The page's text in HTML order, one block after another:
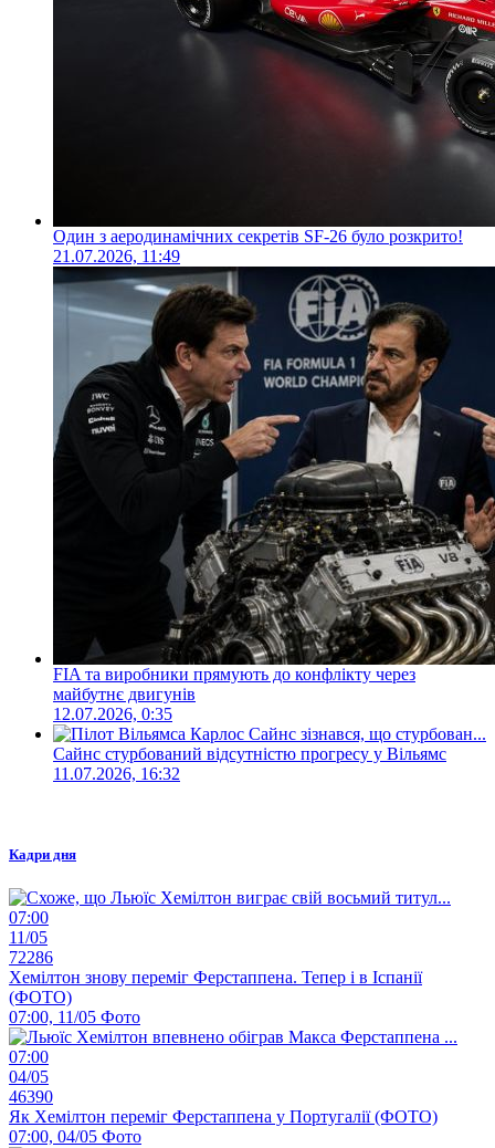
Один з аеродинамічних секретів SF-26 було розкрито!
21.07.2026, 11:49
FIA та виробники прямують до конфлікту через
майбутнє двигунів
12.07.2026, 0:35
Сайнс стурбований відсутністю прогресу у Вільямс
11.07.2026, 16:32
Кадри дня
07:00
11/05
72286
Хемілтон знову переміг Ферстаппена. Тепер і в Іспанії
(ФОТО)
07:00, 11/05 Фото
07:00
04/05
46390
Як Хемілтон переміг Ферстаппена у Португалії (ФОТО)
07:00, 04/05 Фото